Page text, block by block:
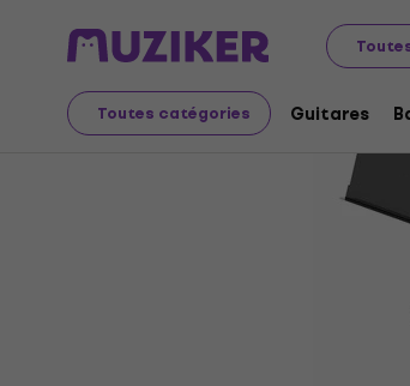
Toutes catégories Guitares
Instruments de musique Accessoires
L'offre est terminée